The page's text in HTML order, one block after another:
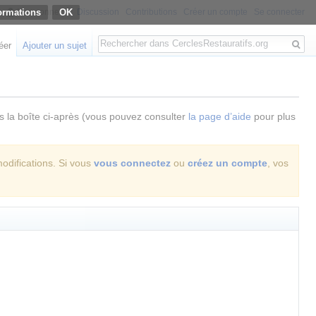
la boîte ci-après (vous pouvez consulter la page d’aide pour plus
Si vous vous connectez ou créez un compte, vos
Non connecté
Ajouter un sujet
Rechercher